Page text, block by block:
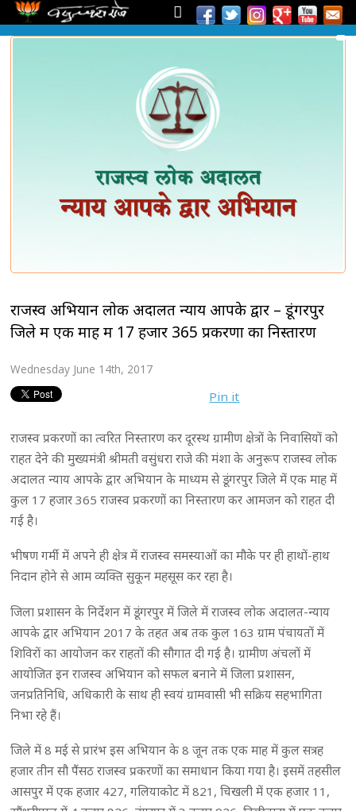
राजस्व अभियान लोक अदालत न्याय आपके द्वार – डूंगरपुर
जिले में एक माह में 17 हजार 365 प्रकरणों का निस्तारण
Wednesday June 14th, 2017
Pin it
राजस्व प्रकरणों का त्वरित निस्तारण कर दूरस्थ ग्रामीण क्षेत्रों के निवासियों को
राहत देने की मुख्यमंत्री श्रीमती वसुंधरा राजे की मंशा के अनुरूप राजस्व लोक
अदालत न्याय आपके द्वार अभियान के माध्यम से डूंगरपुर जिले में एक माह में
कुल 17 हजार 365 राजस्व प्रकरणों का निस्तारण कर आमजन को राहत दी
गई है।
भीषण गर्मी में अपने ही क्षेत्र में राजस्व समस्याओं का मौके पर ही हाथों-हाथ
निदान होने से आम व्यक्ति सुकून महसूस कर रहा है।
जिला प्रशासन के निर्देशन में डूंगरपुर में जिले में राजस्व लोक अदालत-न्याय
आपके द्वार अभियान 2017 के तहत अब तक कुल 163 ग्राम पंचायतों में
शिविरों का आयोजन कर राहतों की सौगात दी गई है। ग्रामीण अंचलों में
आयोजित इन राजस्व अभियान को सफल बनाने में जिला प्रशासन,
जनप्रतिनिधि, अधिकारी के साथ ही स्वयं ग्रामवासी भी सक्रिय सहभागिता
निभा रहे हैं।
जिले में 8 मई से प्रारंभ इस अभियान के 8 जून तक एक माह में कुल सत्रह
हजार तीन सौ पैंसठ राजस्व प्रकरणों का समाधान किया गया है। इसमें तहसील
आसपुर में एक हजार 427, गलियाकोट में 821, चिखली में एक हजार 11,